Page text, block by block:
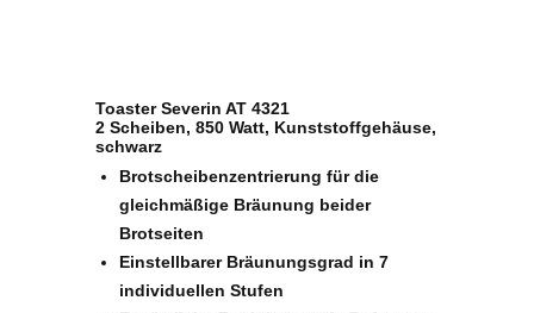
Toaster Severin AT 4321
schwarz
Brotscheibenzentrierung für die
gleichmäßige Bräunung beider
Brotseiten
Einstellbarer Bräunungsgrad in 7